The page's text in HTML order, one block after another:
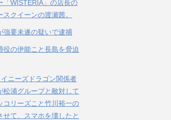
「WISTERIA」の店長の
クイーンの渡瀬茜。
強要未遂の疑いで逮捕
の伊能こと長島を脅迫
ニーズドラゴン関係者
浦グループと敵対して
コリーズこと竹川裕一の
せて、スマホを壊したと